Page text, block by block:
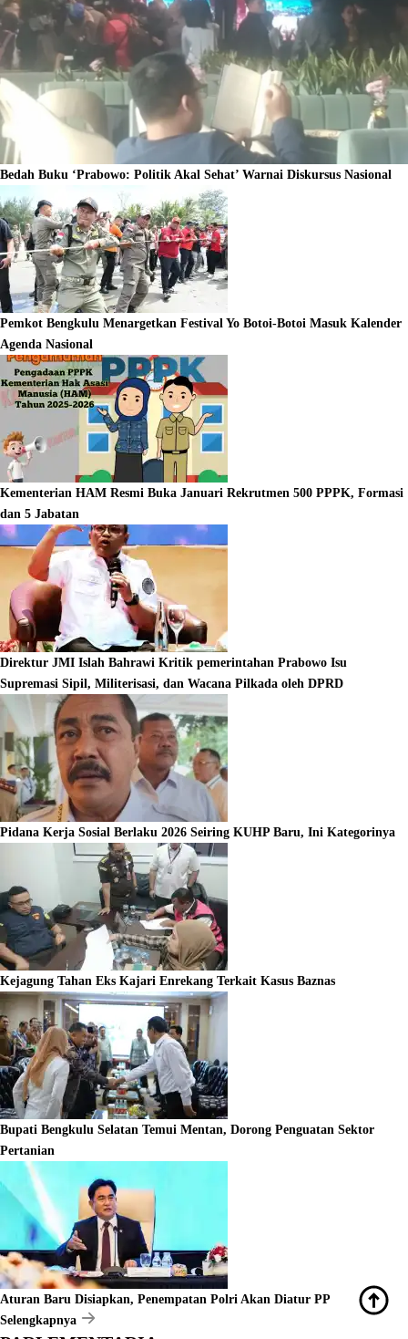
Bedah Buku ‘Prabowo: Politik Akal Sehat’ Warnai Diskursus Nasional
Pemkot Bengkulu Menargetkan Festival Yo Botoi-Botoi Masuk Kalender
Agenda Nasional
Kementerian HAM Resmi Buka Januari Rekrutmen 500 PPPK, Formasi
dan 5 Jabatan
Direktur JMI Islah Bahrawi Kritik pemerintahan Prabowo Isu
Supremasi Sipil, Militerisasi, dan Wacana Pilkada oleh DPRD
Pidana Kerja Sosial Berlaku 2026 Seiring KUHP Baru, Ini Kategorinya
Kejagung Tahan Eks Kajari Enrekang Terkait Kasus Baznas
Bupati Bengkulu Selatan Temui Mentan, Dorong Penguatan Sektor
Pertanian
Aturan Baru Disiapkan, Penempatan Polri Akan Diatur PP
Selengkapnya